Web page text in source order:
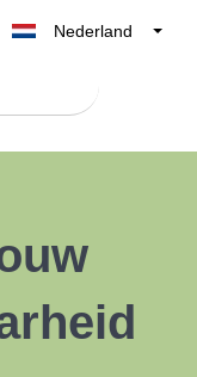
Nederland
België
España